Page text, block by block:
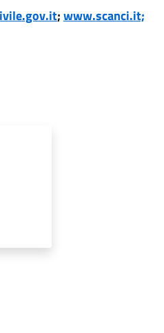
;www.scanci.it;